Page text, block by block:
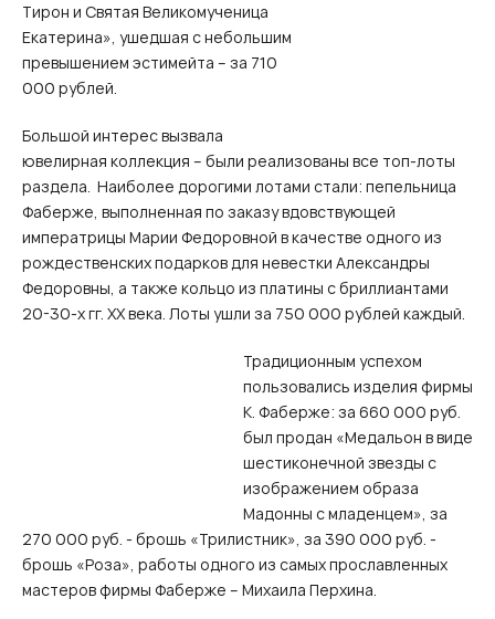
Тирон и Святая Великомученица
Екатерина», ушедшая с небольшим
превышением эстимейта – за 710
000 рублей.
Большой интерес вызвала
ювелирная коллекция – были реализованы все топ-лоты
раздела. Наиболее дорогими лотами стали: пепельница
Фаберже, выполненная по заказу вдовствующей
императрицы Марии Федоровной в качестве одного из
рождественских подарков для невестки Александры
Федоровны, а также кольцо из платины с бриллиантами
20-30-х гг. XX века. Лоты ушли за 750 000 рублей каждый.
Традиционным успехом
пользовались изделия фирмы
К. Фаберже: за 660 000 руб.
был продан «Медальон в виде
шестиконечной звезды с
изображением образа
Мадонны с младенцем», за
270 000 руб. - брошь «Трилистник», за 390 000 руб. -
брошь «Роза», работы одного из самых прославленных
мастеров фирмы Фаберже – Михаила Перхина.